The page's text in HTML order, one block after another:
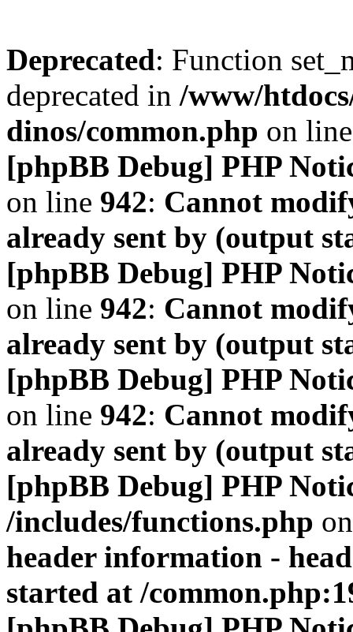
Deprecated: Function
deprecated in /www/
dinos/common.php on
[phpBB Debug] PHP
on line 942: Cannot
already sent by (output
[phpBB Debug] PHP
on line 942: Cannot
already sent by (output
[phpBB Debug] PHP
on line 942: Cannot
already sent by (output
[phpBB Debug] PHP
/includes/functions.php
header information -
started at /